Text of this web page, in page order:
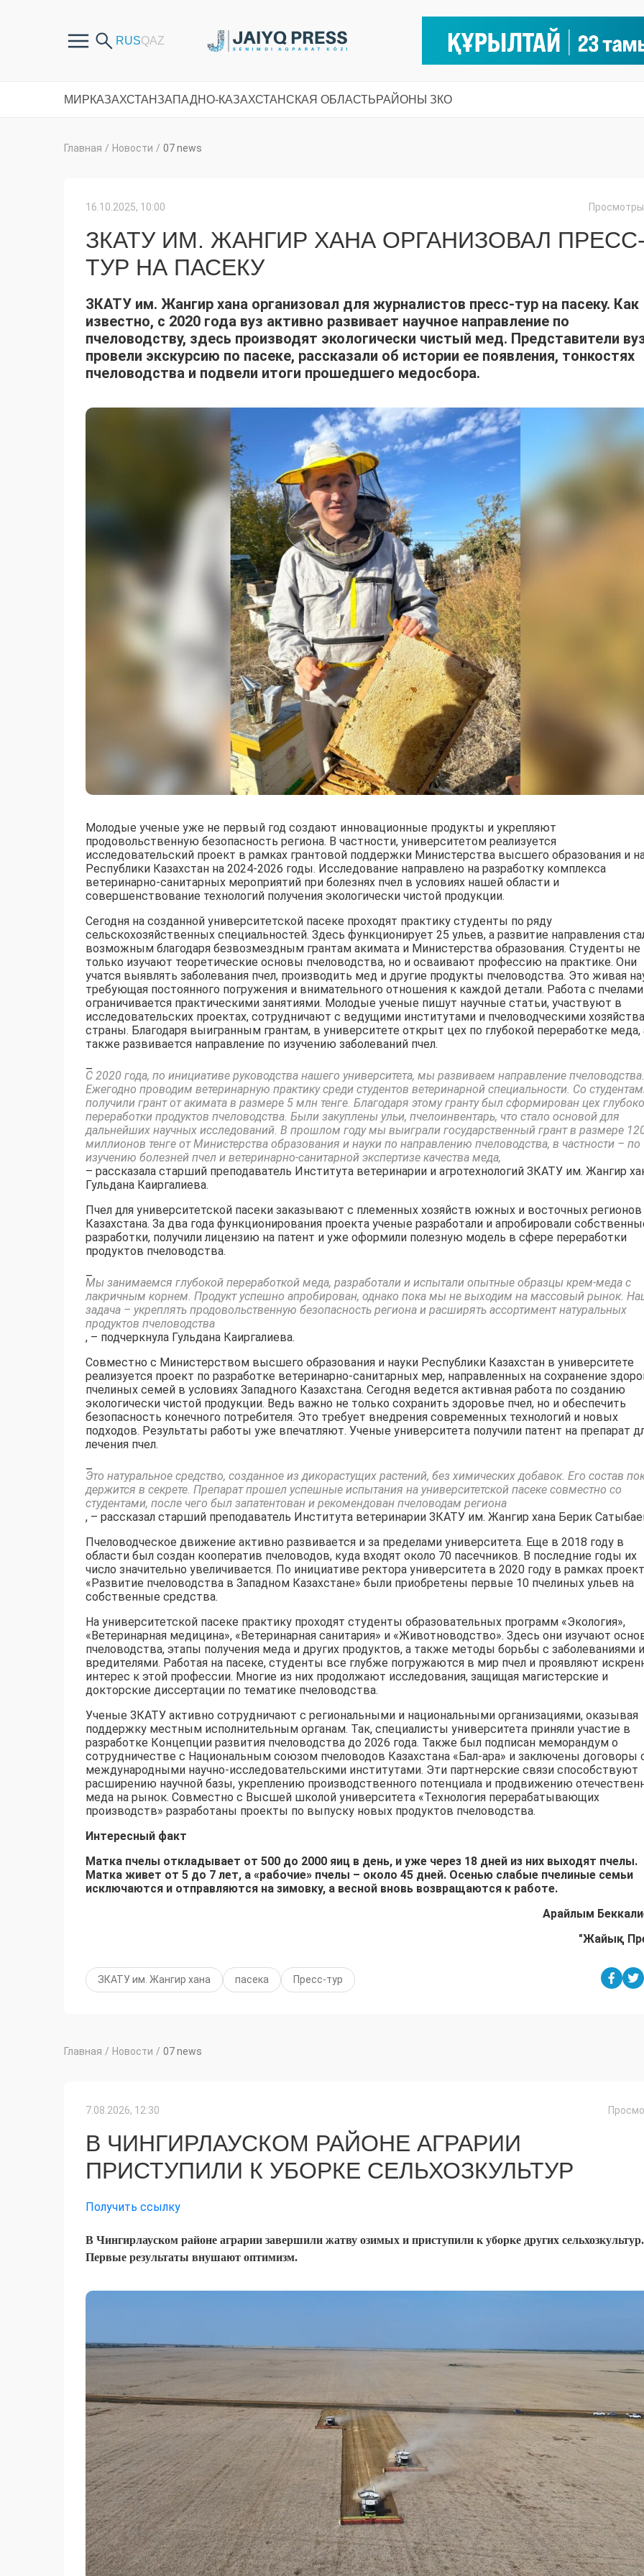
МИРКАЗАХСТАНЗАПАДНО-КАЗАХСТАНСКАЯ ОБЛАСТЬРАЙОНЫ ЗКО
Главная / Новости / 07 news
16.10.2025, 10:00
ЗКАТУ ИМ. ЖАНГИР ХАНА ОРГАНИЗОВАЛ ПРЕСС-
ТУР НА ПАСЕКУ
ЗКАТУ им. Жангир хана организовал для журналистов пресс-тур на пасеку. Как
известно, с 2020 года вуз активно развивает научное направление по
пчеловодству, здесь производят экологически чистый мед. Представители
провели экскурсию по пасеке, рассказали об истории ее появления, тонкостях
пчеловодства и подвели итоги прошедшего медосбора.
Молодые ученые уже не первый год создают инновационные продукты и укрепляют
продовольственную безопасность региона. В частности, университетом реализуется
исследовательский проект в рамках грантовой поддержки Министерства высшего образования и
Республики Казахстан на 2024-2026 годы. Исследование направлено на разработку комплекса
ветеринарно-санитарных мероприятий при болезнях пчел в условиях нашей области и
совершенствование технологий получения экологически чистой продукции.
Сегодня на созданной университетской пасеке проходят практику студенты по ряду
сельскохозяйственных специальностей. Здесь функционирует 25 ульев, а развитие направления
возможным благодаря безвозмездным грантам акимата и Министерства образования. Студенты не
только изучают теоретические основы пчеловодства, но и осваивают профессию на практике. Они
учатся выявлять заболевания пчел, производить мед и другие продукты пчеловодства. Это живая
требующая постоянного погружения и внимательного отношения к каждой детали. Работа с
ограничивается практическими занятиями. Молодые ученые пишут научные статьи, участвуют в
исследовательских проектах, сотрудничают с ведущими институтами и пчеловодческими
страны. Благодаря выигранным грантам, в университете открыт цех по глубокой переработке меда,
также развивается направление по изучению заболеваний пчел.
–
С 2020 года, по инициативе руководства нашего университета, мы развиваем направление пчеловодства.
Ежегодно проводим ветеринарную практику среди студентов ветеринарной специальности. Со
получили грант от акимата в размере 5 млн тенге. Благодаря этому гранту был сформирован цех
переработки продуктов пчеловодства. Были закуплены ульи, пчелоинвентарь, что стало основой для
дальнейших научных исследований. В прошлом году мы выиграли государственный грант в размере
миллионов тенге от Министерства образования и науки по направлению пчеловодства, в частности – по
изучению болезней пчел и ветеринарно-санитарной экспертизе качества меда,
– рассказала старший преподаватель Института ветеринарии и агротехнологий ЗКАТУ им. Жангир
Гульдана Каиргалиева.
Пчел для университетской пасеки заказывают с племенных хозяйств южных и восточных регионов
Казахстана. За два года функционирования проекта ученые разработали и апробировали
разработки, получили лицензию на патент и уже оформили полезную модель в сфере переработки
продуктов пчеловодства.
–
Мы занимаемся глубокой переработкой меда, разработали и испытали опытные образцы крем-меда с
лакричным корнем. Продукт успешно апробирован, однако пока мы не выходим на массовый рынок.
задача – укреплять продовольственную безопасность региона и расширять ассортимент натуральных
продуктов пчеловодства
, – подчеркнула Гульдана Каиргалиева.
Совместно с Министерством высшего образования и науки Республики Казахстан в университете
реализуется проект по разработке ветеринарно-санитарных мер, направленных на сохранение
пчелиных семей в условиях Западного Казахстана. Сегодня ведется активная работа по созданию
экологически чистой продукции. Ведь важно не только сохранить здоровье пчел, но и обеспечить
безопасность конечного потребителя. Это требует внедрения современных технологий и новых
подходов. Результаты работы уже впечатляют. Ученые университета получили патент на препарат
лечения пчел.
–
Это натуральное средство, созданное из дикорастущих растений, без химических добавок. Его состав
держится в секрете. Препарат прошел успешные испытания на университетской пасеке совместно со
студентами, после чего был запатентован и рекомендован пчеловодам региона
, – рассказал старший преподаватель Института ветеринарии ЗКАТУ им. Жангир хана Берик
Пчеловодческое движение активно развивается и за пределами университета. Еще в 2018 году в
области был создан кооператив пчеловодов, куда входят около 70 пасечников. В последние годы их
число значительно увеличивается. По инициативе ректора университета в 2020 году в рамках
«Развитие пчеловодства в Западном Казахстане» были приобретены первые 10 пчелиных ульев на
собственные средства.
На университетской пасеке практику проходят студенты образовательных программ «Экология»,
«Ветеринарная медицина», «Ветеринарная санитария» и «Животноводство». Здесь они изучают
пчеловодства, этапы получения меда и других продуктов, а также методы борьбы с заболеваниями и
вредителями. Работая на пасеке, студенты все глубже погружаются в мир пчел и проявляют
интерес к этой профессии. Многие из них продолжают исследования, защищая магистерские и
докторские диссертации по тематике пчеловодства.
Ученые ЗКАТУ активно сотрудничают с региональными и национальными организациями, оказывая
поддержку местным исполнительным органам. Так, специалисты университета приняли участие в
разработке Концепции развития пчеловодства до 2026 года. Также был подписан меморандум о
сотрудничестве с Национальным союзом пчеловодов Казахстана «Бал-ара» и заключены договоры
международными научно-исследовательскими институтами. Эти партнерские связи способствуют
расширению научной базы, укреплению производственного потенциала и продвижению
меда на рынок. Совместно с Высшей школой университета «Технология перерабатывающих
производств» разработаны проекты по выпуску новых продуктов пчеловодства.
Интересный факт
Матка пчелы откладывает от 500 до 2000 яиц в день, и уже через 18 дней из них выходят пчелы.
Матка живет от 5 до 7 лет, а «рабочие» пчелы – около 45 дней. Осенью слабые пчелиные семьи
исключаются и отправляются на зимовку, а весной вновь возвращаются к работе.
Арайлым
"Жайық
ЗКАТУ им. Жангир хана пасека Пресс-тур
Главная / Новости / 07 news
7.08.2026, 12:30
В ЧИНГИРЛАУСКОМ РАЙОНЕ АГРАРИИ
ПРИСТУПИЛИ К УБОРКЕ СЕЛЬХОЗКУЛЬТУР
Получить ссылку
В Чингирлауском районе аграрии завершили жатву озимых и приступили к уборке других сельхозкультур.
Первые результаты внушают оптимизм.